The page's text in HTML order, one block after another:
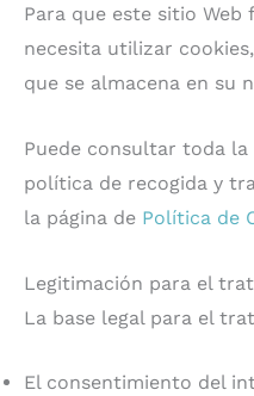
Para que este sitio
necesita utilizar
que se almacena en su
Puede consultar toda
política de recogida y
la página de Política de
Legitimación para el
La base legal para el
El consentimiento del